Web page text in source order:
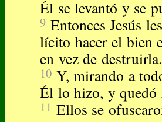
Él se levantó y se
9 Entonces Jesús
lícito hacer el bien
en vez de
10 Y, mirando a
Él lo hizo, y quedó
11 Ellos se